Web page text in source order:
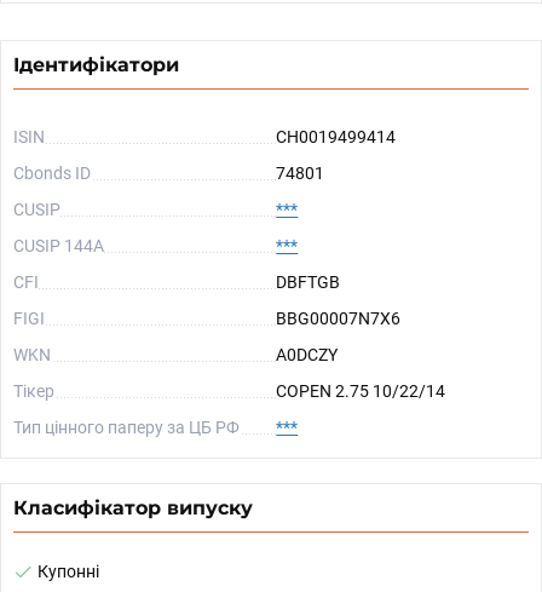
Ідентифікатори
ISIN
CH0019499414
Cbonds ID
74801
CUSIP
***
CUSIP 144A
***
CFI
DBFTGB
FIGI
BBG00007N7X6
WKN
A0DCZY
Тікер
COPEN 2.75 10/22/14
Тип цінного паперу за ЦБ РФ
***
Класифікатор випуску
Купонні